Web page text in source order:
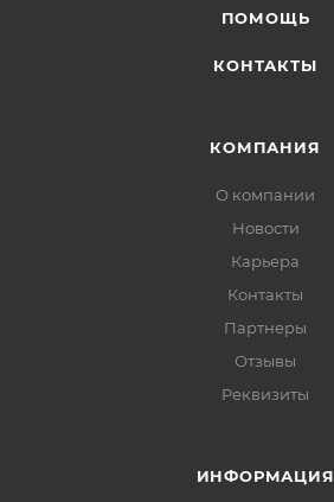
ПОМОЩЬ
КОНТАКТЫ
КОМПАНИЯ
О компании
Новости
Карьера
Контакты
Партнеры
Отзывы
Реквизиты
ИНФОРМАЦИЯ